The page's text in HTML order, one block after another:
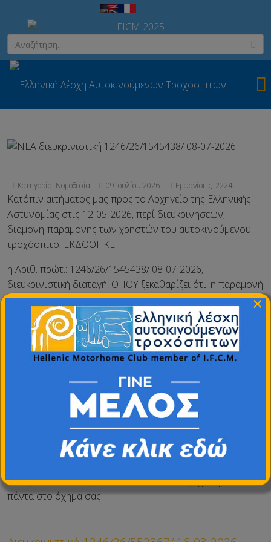
Κατηγορία: Νομοθεσία 09 Ιουλίου 2026 Εμφανίσεις: 2224
Κατόπιν αιτήματος μας προς το Αρχηγείο της Ελληνικής
Αστυνομίας στις 12-05-2026, περί διευκρινησεων,
διαμονη-παραμονης των χρηστών του αυτοκινούμενου
τροχόσπιτο, ΕΚΔΟΘΗΚΕ
η Αριθ. πρώτ.: 1246/26/1545438/ 08-07-2026,
διευκρινιστική διαταγή, ΟΠΟΥ ξεκαθαρίζει ότι: η παραμονή
- διαμονή, μέρα η' νύκτα, εντός νομίμου σταθμευμένου
αυτοκινούμενου τροχόσπιτο βάση του ΚΟΚ, επιτρέπεται,
αρκεί να μην υπάρχουν εξωτερικές ενέργειες που να
υποδεικνύουν εγκατάσταση.
Οι χρήστες μπορούν να παραμένουν εντός του
αυτοκινούμενου τροχόσπιτο, χωρίς να τίθεται
περιορισμός χρονικός.
Όπως και στα υπόλοιπα κοινά ΙΧ.
Μαζί με αυτή την διευκρινιστική, ΣΑΣ ΞΑΝΑΣΤΕΛΝΟΥΜΕ
την διευκρινιστική με Αριθ. πρώτ. 1246/26/351380/15-02-
2026 του Αρχηγείου της Ελληνικής Αστυνομίας, της
Αυτές τις δύο θα τις εκτυπώσετε και θα τις έχετε μαζί
πάντα στο όχημα σας.
×